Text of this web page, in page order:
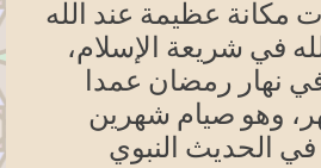
مكانة عظيمة عند الله
في شريعة الإسلام،
نهار رمضان عمدا
وهو صيام شهرين
في الحديث النبوي